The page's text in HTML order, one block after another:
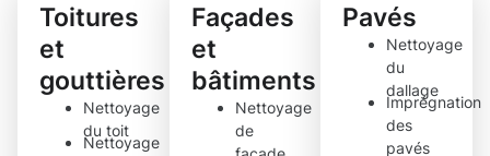
Toitures
et
gouttières
Nettoyage
du toit
Nettoyage
Façades
et
bâtiments
Nettoyage
de
Pavés
Nettoyage
du
dallage
Imprégnation
des
pavés